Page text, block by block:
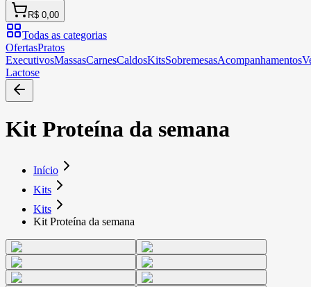
R$ 0,00
Todas as categorias
OfertasPratos
ExecutivosMassasCarnesCaldosKitsSobremesasAcompanhamentos
Lactose
Kit Proteína da semana
Início
Kits
Kits
Kit Proteína da semana